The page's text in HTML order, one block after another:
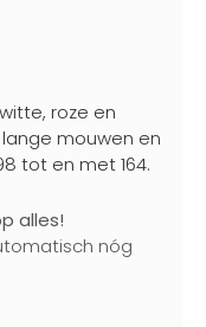
roze en
mouwen en
tot en met 164.
alles!
nóg